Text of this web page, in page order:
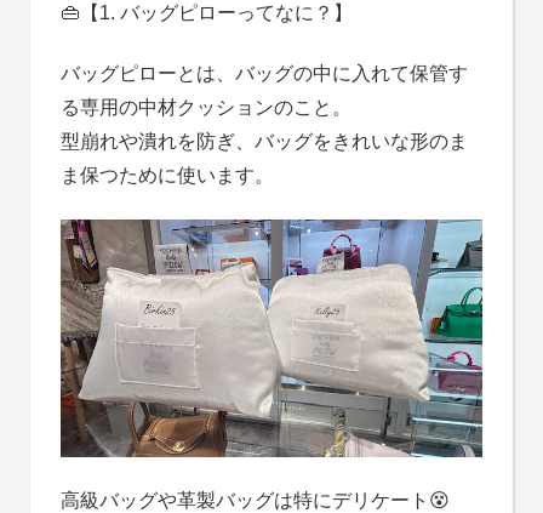
👜【1. バッグピローってなに？】
バッグピローとは、バッグの中に入れて保管す
る専用の中材クッションのこと。
型崩れや潰れを防ぎ、バッグをきれいな形のま
ま保つために使います。
高級バッグや革製バッグは特にデリケート😵